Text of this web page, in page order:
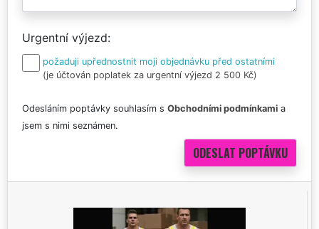
Urgentní výjezd
požaduji upřednostnit moji objednávku před ostatními
(je účtován poplatek za urgentní výjezd 2 500 Kč)
Odesláním poptávky souhlasím s Obchodními podmínkami a
jsem s nimi seznámen.